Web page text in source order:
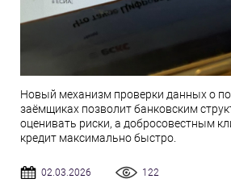
Новый механизм проверки данных о
заёмщиках позволит банковским
оценивать риски, а добросовестным
кредит максимально быстро.
02.03.2026 122